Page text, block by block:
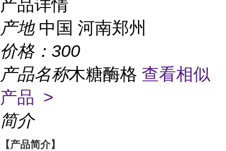
产品详情
产地 中国 河南郑州
价格： 300
产品名称木糖酶格 查看相似
产品 >
简介
【产品简介】